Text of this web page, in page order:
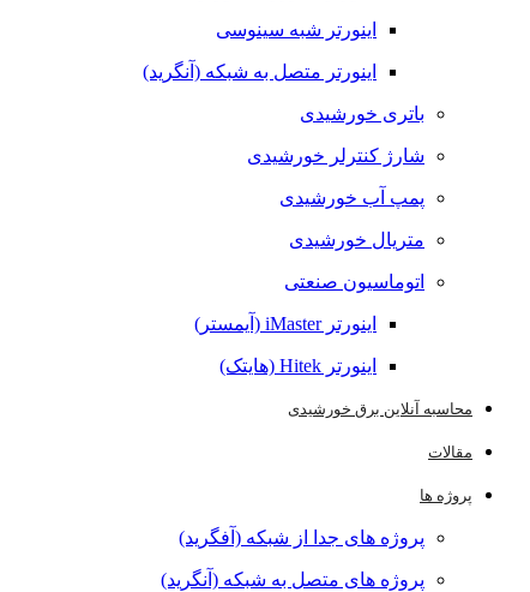
اینورتر شبه سینوسی
اینورتر متصل به شبکه (آنگرید)
باتری خورشیدی
شارژ کنترلر خورشیدی
پمپ آب خورشیدی
متریال خورشیدی
اتوماسیون صنعتی
اینورتر iMaster (آیمستر)
اینورتر Hitek (هایتک)
محاسبه آنلاین برق خورشیدی
مقالات
پروژه ها
پروژه های جدا از شبکه (آفگرید)
پروژه های متصل به شبکه (آنگرید)